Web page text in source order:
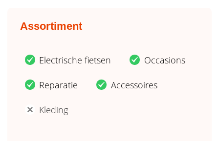
Assortiment
. Electrische fietsen . Occasions
. Reparatie . Accessoires
' Kleding